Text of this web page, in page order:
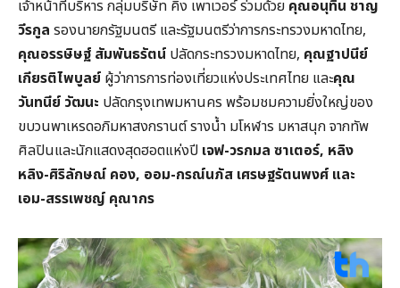
เจ้าหน้าที่บริหาร กลุ่มบริษัท คิง เพาเวอร์ ร่วมด้วย คุณอนุทิน ชาญ
วีรกูล รองนายกรัฐมนตรี และรัฐมนตรีว่าการกระทรวงมหาดไทย,
คุณอรรษิษฐ์ สัมพันธรัตน์ ปลัดกระทรวงมหาดไทย, คุณฐาปนีย์
เกียรติไพบูลย์ ผู้ว่าการการท่องเที่ยวแห่งประเทศไทย และคุณ
วันทนีย์ วัฒนะ ปลัดกรุงเทพมหานคร พร้อมชมความยิ่งใหญ่ของ
ขบวนพาเหรดอภิมหาสงกรานต์ รางน้ำ มโหฬาร มหาสนุก จากทัพ
ศิลปินและนักแสดงสุดฮอตแห่งปี เจฟ-วรกมล ซาเตอร์, หลิง
หลิง-ศิริลักษณ์ คอง, ออม-กรณ์นภัส เศรษฐรัตนพงศ์ และ
เอม-สรรเพชญ์ คุณากร